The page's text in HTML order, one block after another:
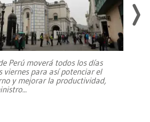
Perú moverá todos los días
viernes para así potenciar el
y mejorar la productividad,
...